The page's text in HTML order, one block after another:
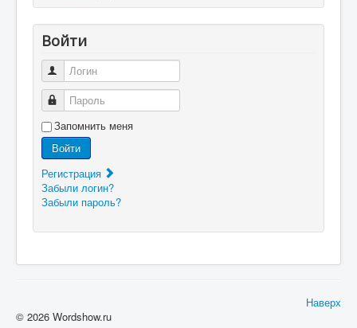
Войти
Логин
Пароль
Запомнить меня
Войти
Регистрация
Забыли логин?
Забыли пароль?
Наверх
© 2026 Wordshow.ru